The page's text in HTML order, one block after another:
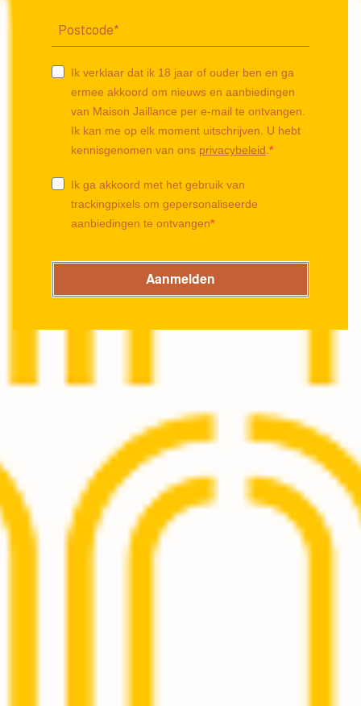
Ik verklaar dat ik 18 jaar of ouder ben en ga
ermee akkoord om nieuws en aanbiedingen
van Maison Jaillance per e-mail te ontvangen.
Ik kan me op elk moment uitschrijven. U hebt
kennisgenomen van ons privacybeleid
Ik ga akkoord met het gebruik van
trackingpixels om gepersonaliseerde
aanbiedingen te ontvangen
Aanmelden